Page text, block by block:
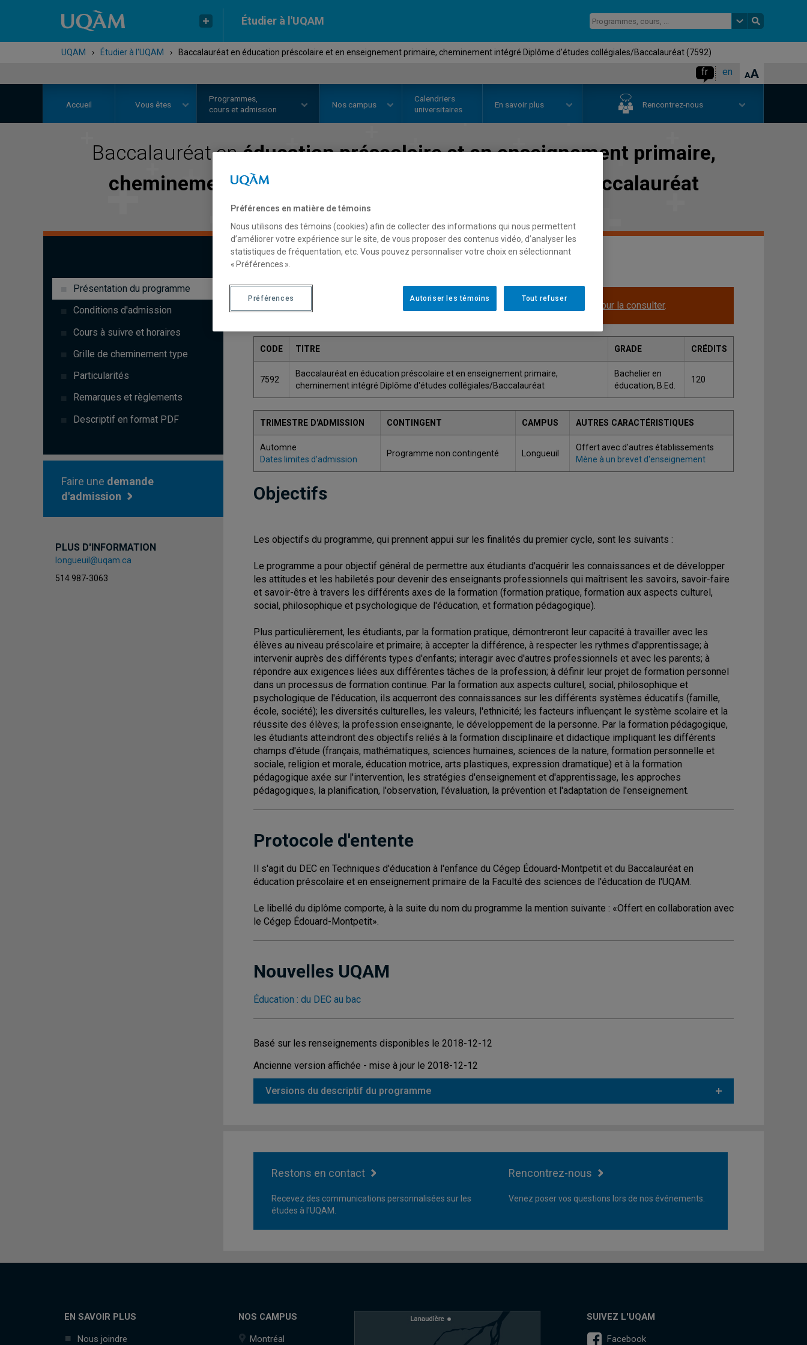
Étudier à l'UQAM
UQAM › Étudier à l'UQAM › Baccalauréat en éducation préscolaire et en enseignement primaire, cheminement intégré Diplôme d'études collégiales/Baccalauréat (7592)
fr en
Accueil Vous êtes
Programmes,
cours et admission
Nos campus
Calendriers
universitaires
En savoir plus Rencontrez-nous
Baccalauréat enéducation préscolaire et en enseignement primaire,
cheminement intégré Diplôme d'études collégiales/Baccalauréat
Faculté des sciences de l'éducation
Présentation du programme
Conditions d'admission
Cours à suivre et horaires
Grille de cheminement type
Particularités
Remarques et règlements
Descriptif en format PDF
Faire une demande
d'admission
PLUS D'INFORMATION
longueuil@uqam.ca
514 987-3063
Cliquez ici pour la consulter.
CODE TITRE GRADE CRÉDITS
7592
Baccalauréat en éducation préscolaire et en enseignement primaire,
cheminement intégré Diplôme d'études collégiales/Baccalauréat
Bachelier en
éducation, B.Ed.
120
TRIMESTRE D'ADMISSION CONTINGENT CAMPUS AUTRES CARACTÉRISTIQUES
Automne
Dates limites d'admission
Programme non contingenté Longueuil
Offert avec d'autres établissements
Mène à un brevet d'enseignement
Objectifs
Les objectifs du programme, qui prennent appui sur les finalités du premier cycle, sont les suivants :
Le programme a pour objectif général de permettre aux étudiants d'acquérir les connaissances et de développer
les attitudes et les habiletés pour devenir des enseignants professionnels qui maîtrisent les savoirs, savoir-faire
et savoir-être à travers les différents axes de la formation (formation pratique, formation aux aspects culturel,
social, philosophique et psychologique de l'éducation, et formation pédagogique).
Plus particulièrement, les étudiants, par la formation pratique, démontreront leur capacité à travailler avec les
élèves au niveau préscolaire et primaire; à accepter la différence, à respecter les rythmes d'apprentissage; à
intervenir auprès des différents types d'enfants; interagir avec d'autres professionnels et avec les parents; à
répondre aux exigences liées aux différentes tâches de la profession; à définir leur projet de formation personnel
dans un processus de formation continue. Par la formation aux aspects culturel, social, philosophique et
psychologique de l'éducation, ils acquerront des connaissances sur les différents systèmes éducatifs (famille,
école, société); les diversités culturelles, les valeurs, l'ethnicité; les facteurs influençant le système scolaire et la
réussite des élèves; la profession enseignante, le développement de la personne. Par la formation pédagogique,
les étudiants atteindront des objectifs reliés à la formation disciplinaire et didactique impliquant les différents
champs d'étude (français, mathématiques, sciences humaines, sciences de la nature, formation personnelle et
sociale, religion et morale, éducation motrice, arts plastiques, expression dramatique) et à la formation
pédagogique axée sur l'intervention, les stratégies d'enseignement et d'apprentissage, les approches
pédagogiques, la planification, l'observation, l'évaluation, la prévention et l'adaptation de l'enseignement.
Protocole d'entente
Il s'agit du DEC en Techniques d'éducation à l'enfance du Cégep Édouard-Montpetit et du Baccalauréat en
éducation préscolaire et en enseignement primaire de la Faculté des sciences de l'éducation de l'UQAM.
Le libellé du diplôme comporte, à la suite du nom du programme la mention suivante : «Offert en collaboration avec
le Cégep Édouard-Montpetit».
Nouvelles UQAM
Éducation : du DEC au bac
Basé sur les renseignements disponibles le 2018-12-12
Ancienne version affichée - mise à jour le 2018-12-12
Versions du descriptif du programme
Restons en contact
Recevez des communications personnalisées sur les
études à l'UQAM.
Rencontrez-nous
Venez poser vos questions lors de nos événements.
EN SAVOIR PLUS
Nous joindre
NOS CAMPUS
Montréal
SUIVEZ L'UQAM
Facebook
Préférences en matière de témoins
Nous utilisons des témoins (cookies) afin de collecter des informations qui nous permettent
d’améliorer votre expérience sur le site, de vous proposer des contenus vidéo, d’analyser les
statistiques de fréquentation, etc. Vous pouvez personnaliser votre choix en sélectionnant
« Préférences ».
Tout refuser
Autoriser les témoins
Préférences